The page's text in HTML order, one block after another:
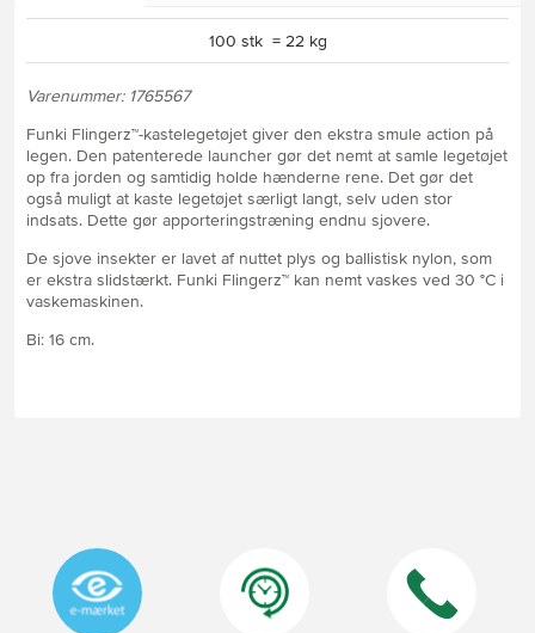
100 stk = 22 kg
Varenummer: 1765567
Funki Flingerz™-kastelegetøjet giver den ekstra smule action på
legen. Den patenterede launcher gør det nemt at samle legetøjet
op fra jorden og samtidig holde hænderne rene. Det gør det
også muligt at kaste legetøjet særligt langt, selv uden stor
indsats. Dette gør apporteringstræning endnu sjovere.
De sjove insekter er lavet af nuttet plys og ballistisk nylon, som
er ekstra slidstærkt. Funki Flingerz™ kan nemt vaskes ved 30 °C i
vaskemaskinen.
Bi: 16 cm.